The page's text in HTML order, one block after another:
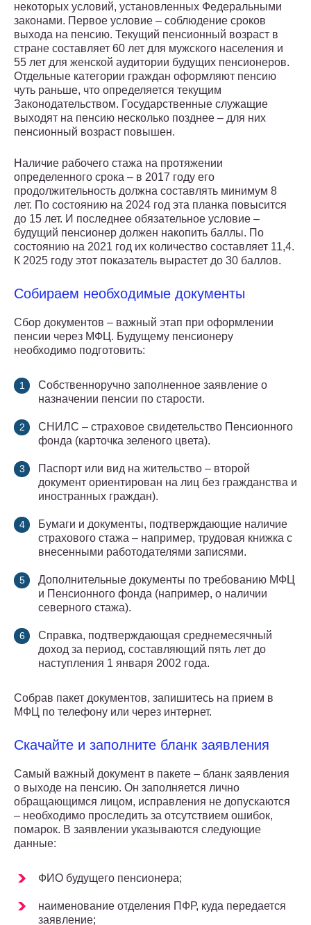
некоторых условий, установленных Федеральными
законами. Первое условие – соблюдение сроков
выхода на пенсию. Текущий пенсионный возраст в
стране составляет 60 лет для мужского населения и
55 лет для женской аудитории будущих пенсионеров.
Отдельные категории граждан оформляют пенсию
чуть раньше, что определяется текущим
Законодательством. Государственные служащие
выходят на пенсию несколько позднее – для них
пенсионный возраст повышен.
Наличие рабочего стажа на протяжении
определенного срока – в 2017 году его
продолжительность должна составлять минимум 8
лет. По состоянию на 2024 год эта планка повысится
до 15 лет. И последнее обязательное условие –
будущий пенсионер должен накопить баллы. По
состоянию на 2021 год их количество составляет 11,4.
К 2025 году этот показатель вырастет до 30 баллов.
Собираем необходимые документы
Сбор документов – важный этап при оформлении
пенсии через МФЦ. Будущему пенсионеру
необходимо подготовить:
Собственноручно заполненное заявление о
назначении пенсии по старости.
СНИЛС – страховое свидетельство Пенсионного
фонда (карточка зеленого цвета).
Паспорт или вид на жительство – второй
документ ориентирован на лиц без гражданства и
иностранных граждан).
Бумаги и документы, подтверждающие наличие
страхового стажа – например, трудовая книжка с
внесенными работодателями записями.
Дополнительные документы по требованию МФЦ
и Пенсионного фонда (например, о наличии
северного стажа).
Справка, подтверждающая среднемесячный
доход за период, составляющий пять лет до
наступления 1 января 2002 года.
Собрав пакет документов, запишитесь на прием в
МФЦ по телефону или через интернет.
Скачайте и заполните бланк заявления
Самый важный документ в пакете – бланк заявления
о выходе на пенсию. Он заполняется лично
обращающимся лицом, исправления не допускаются
– необходимо проследить за отсутствием ошибок,
помарок. В заявлении указываются следующие
данные:
ФИО будущего пенсионера;
наименование отделения ПФР, куда передается
заявление;